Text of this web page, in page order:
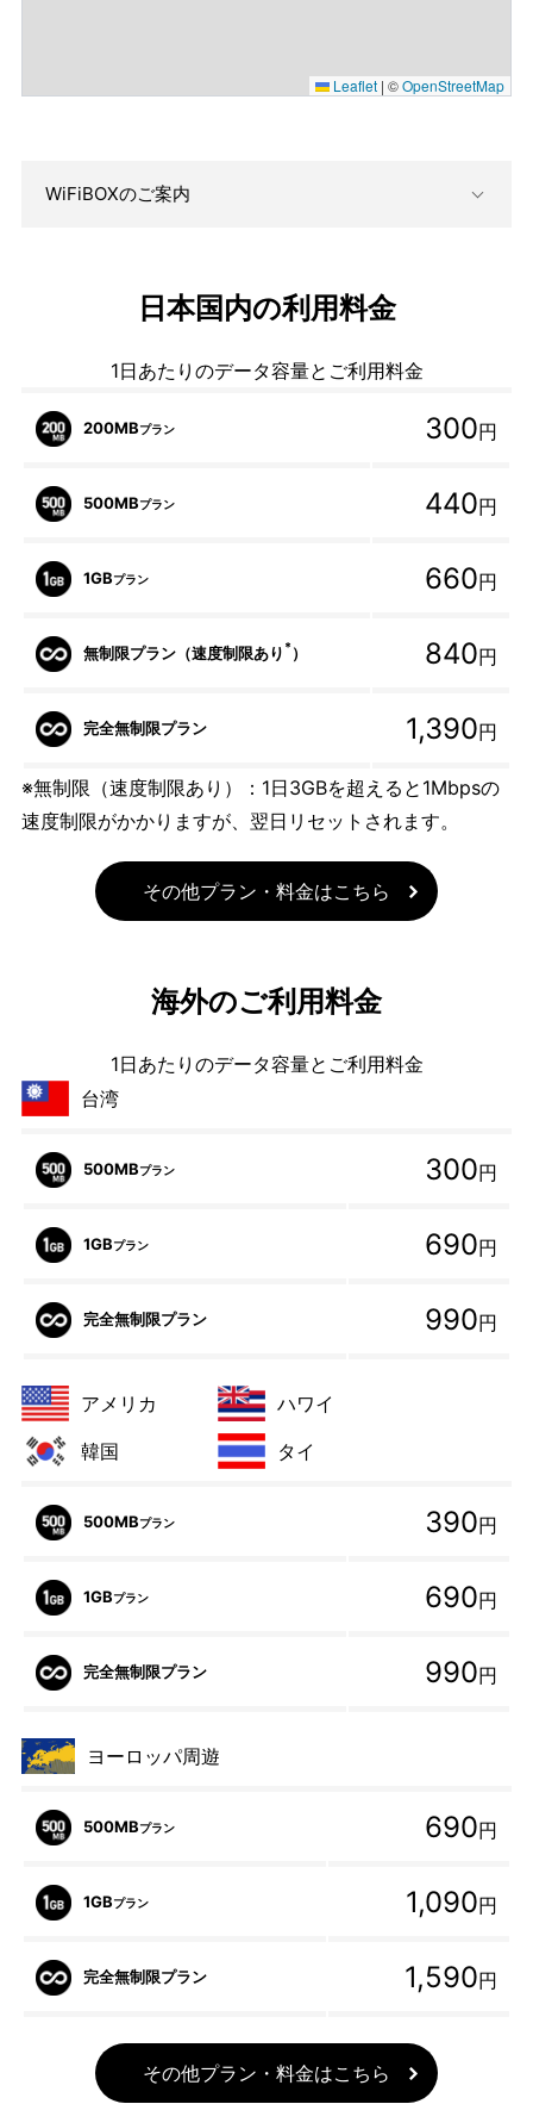
Leaflet | ©OpenStreetMap
WiFiBOXのご案内
日本国内の利用料金
1日あたりのデータ容量とご利用料金
200MBプラン 300円
500MBプラン 440円
1GBプラン 660円
無制限プラン（速度制限あり * ） 840円
完全無制限プラン 1,390円
※無制限（速度制限あり）：1日3GBを超えると1Mbpsの
速度制限がかかりますが、翌日リセットされます。
その他プラン・料金はこちら
海外のご利用料金
1日あたりのデータ容量とご利用料金
台湾
500MBプラン 300円
1GBプラン 690円
完全無制限プラン 990円
アメリカ
ハワイ
韓国
タイ
500MBプラン 390円
1GBプラン 690円
完全無制限プラン 990円
ヨーロッパ周遊
500MBプラン 690円
1GBプラン 1,090円
完全無制限プラン 1,590円
その他プラン・料金はこちら